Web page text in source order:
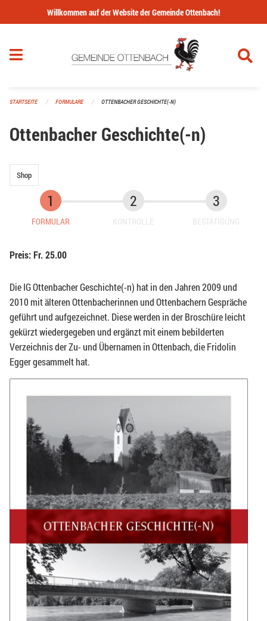
Navigation überspringen
Willkommen auf der Website der Gemeinde Ottenbach!
STARTSEITE FORMULARE OTTENBACHER GESCHICHTE(-N)
Ottenbacher Geschichte(-n)
Shop
FORMULAR KONTROLLE BESTÄTIGUNG
Preis: Fr. 25.00
Die IG Ottenbacher Geschichte(-n) hat in den Jahren 2009 und
2010 mit älteren Ottenbacherinnen und Ottenbachern Gespräche
geführt und aufgezeichnet. Diese werden in der Broschüre leicht
gekürzt wiedergegeben und ergänzt mit einem bebilderten
Verzeichnis der Zu- und Übernamen in Ottenbach, die Fridolin
Egger gesammelt hat.